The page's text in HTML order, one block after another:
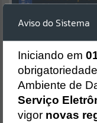
Resultados para""
Portais
NOTÍCIAS
Aviso do Sistema
Iniciando em
Ambiente de
Serviço
vigor novas
Erro
Gerenciamento
Ocorreu um erro de
Uncaught
https://
7e2.js?v=816ac05d:47